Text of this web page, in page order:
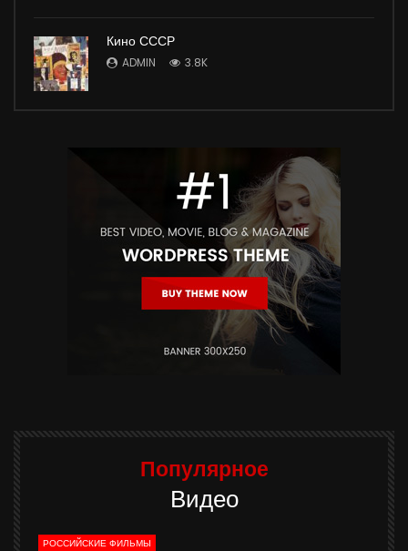
Кино СССР
ADMIN 3.8K
Популярное
Видео
РОССИЙСКИЕ ФИЛЬМЫ